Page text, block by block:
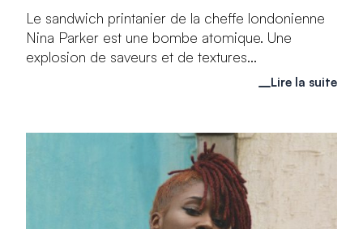
Le sandwich printanier de la cheffe londonienne
Nina Parker est une bombe atomique. Une
explosion de saveurs et de textures...
Lire la suite